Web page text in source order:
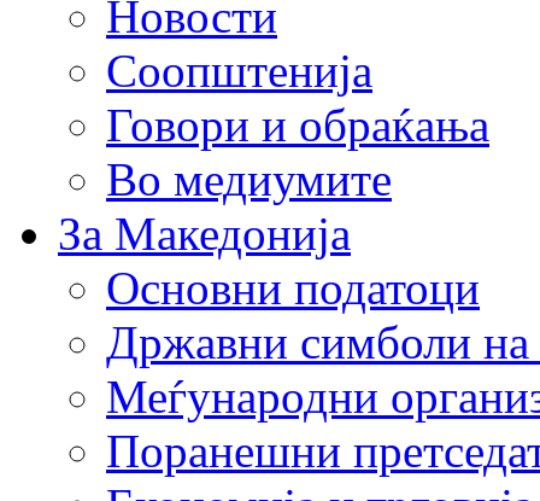
Новости
Соопштенија
Говори и обраќања
Во медиумите
За Македонија
Основни податоци
Државни симболи
Меѓународни
Поранешни